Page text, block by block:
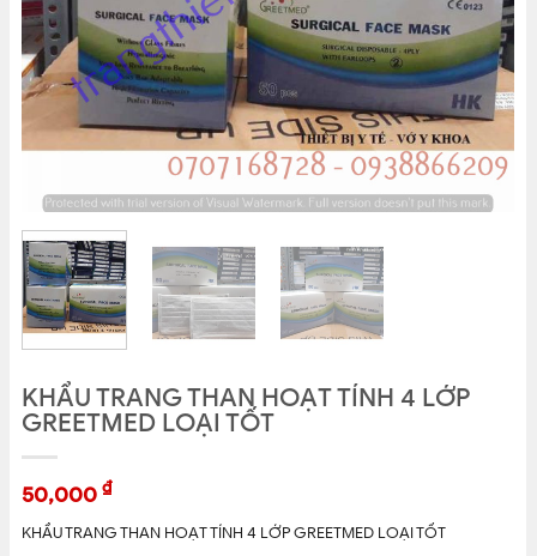
KHẨU TRANG THAN HOẠT TÍNH 4 LỚP
GREETMED LOẠI TỐT
50,000 ₫
KHẨU TRANG THAN HOẠT TÍNH 4 LỚP GREETMED LOẠI TỐT